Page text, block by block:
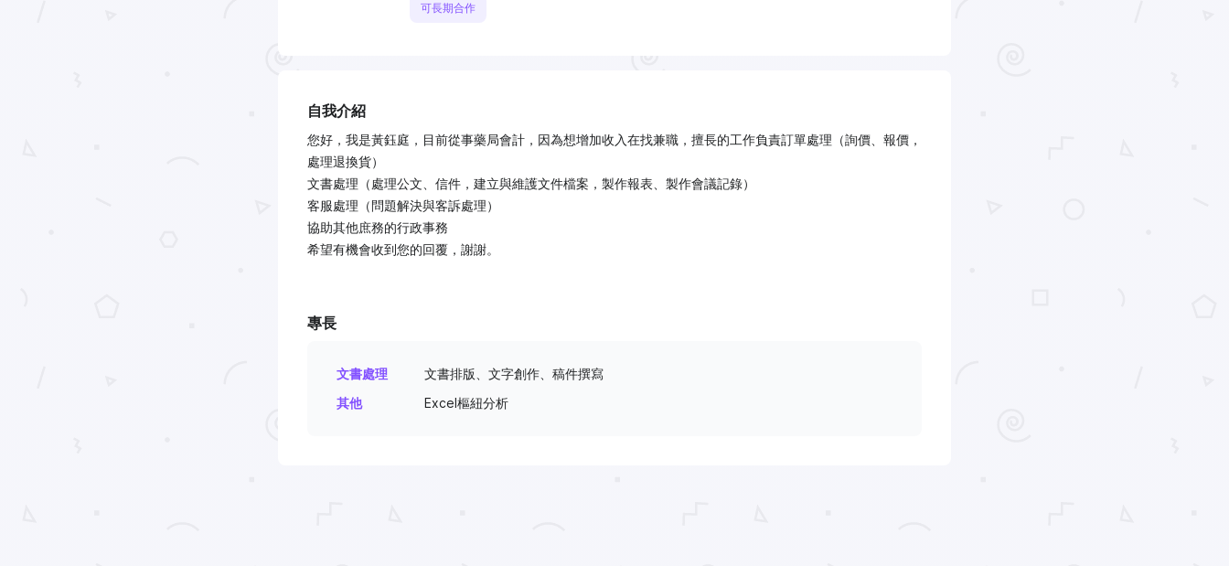
可長期合作
自我介紹
您好，我是黃鈺庭，目前從事藥局會計，因為想增加收入在找兼職，擅長的工作負責訂單處理（詢價、報價，
處理退換貨）
文書處理（處理公文、信件，建立與維護文件檔案，製作報表、製作會議記錄）
客服處理（問題解決與客訴處理）
協助其他庶務的行政事務
希望有機會收到您的回覆，謝謝。
專長
文書處理
文書排版、文字創作、稿件撰寫
其他
Excel樞紐分析